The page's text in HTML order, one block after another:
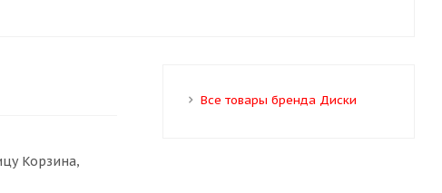
Корзина,
Все товары бренда Диски